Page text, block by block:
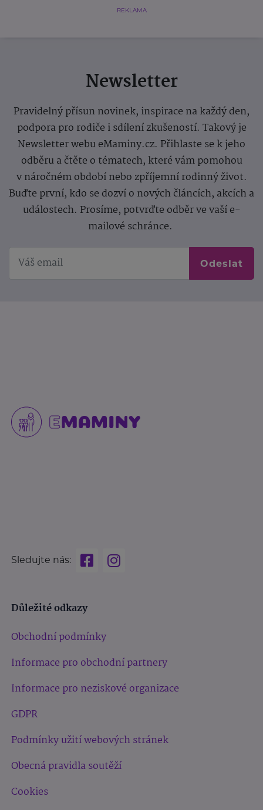
REKLAMA
Newsletter
Pravidelný přísun novinek, inspirace na každý den,
podpora pro rodiče i sdílení zkušeností. Takový je
Newsletter webu eMaminy.cz. Přihlaste se k jeho
odběru a čtěte o tématech, které vám pomohou
v náročném období nebo zpříjemní rodinný život.
Buďte první, kdo se dozví o nových článcích, akcích a
událostech. Prosíme, potvrďte odběr ve vaší e-
mailové schránce.
Odeslat
Sledujte nás:
Důležité odkazy
Obchodní podmínky
Informace pro obchodní partnery
Informace pro neziskové organizace
GDPR
Podmínky užití webových stránek
Obecná pravidla soutěží
Cookies